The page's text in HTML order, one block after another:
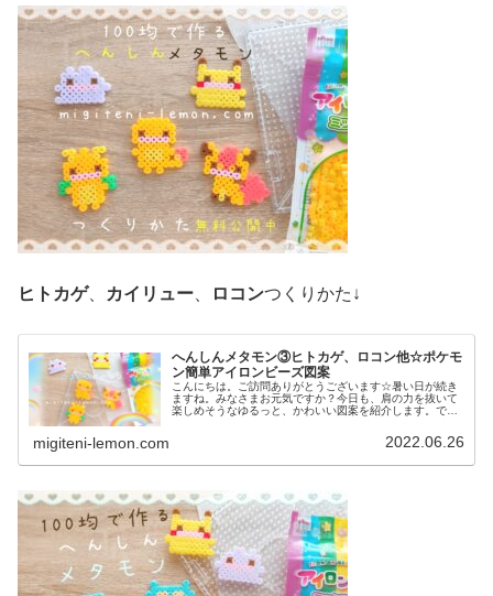
ヒトカゲ、 カイリュー ロコンつくりかた↓
へんしんメタモン③ヒトカゲ、ロコン他☆ポケモ
ン簡単アイロンビーズ図案
こんにちは。ご訪問ありがとうございます☆暑い日が続き
ますね。みなさまお元気ですか？今日も、肩の力を抜いて
楽しめそうなゆるっと、かわいい図案を紹介します。で
migiteni-lemon.com 2022.06.26